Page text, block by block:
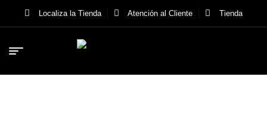
Localiza la Tienda Atención al Cliente Tienda